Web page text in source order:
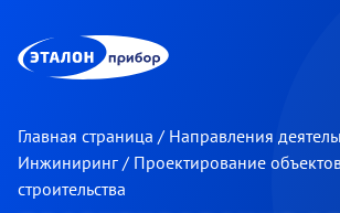
Главная страница / Направления
Инжиниринг / Проектирование
строительства